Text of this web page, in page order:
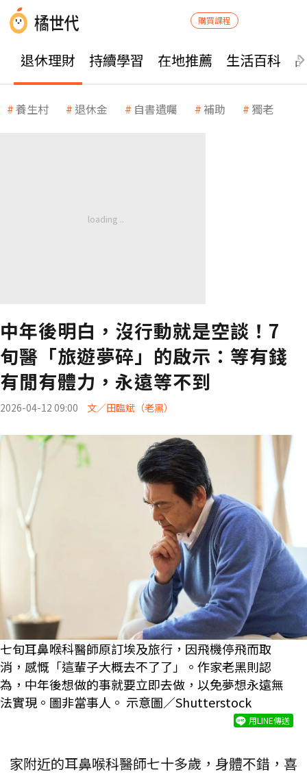
購買課程
退休理財 持續學習 在地推薦 生活百科
養生村 退休金 自書遺囑 補助 獨老
中年後明白，沒行動就是空談！7
旬醫「旅遊夢碎」的啟示：等有錢
有閒有體力，永遠等不到
2026-04-12 09:00 文／田臨斌（老黑）
七旬耳鼻喉科醫師原訂埃及旅行，因飛機停飛而取
消，感慨「這輩子大概去不了了」。作家老黑則認
為，中年後想做的事就要立即去做，以免夢想永遠無
法實現。圖非當事人。 示意圖／Shutterstock
用LINE傳送
家附近的耳鼻喉科醫師七十多歲，身體不錯，喜